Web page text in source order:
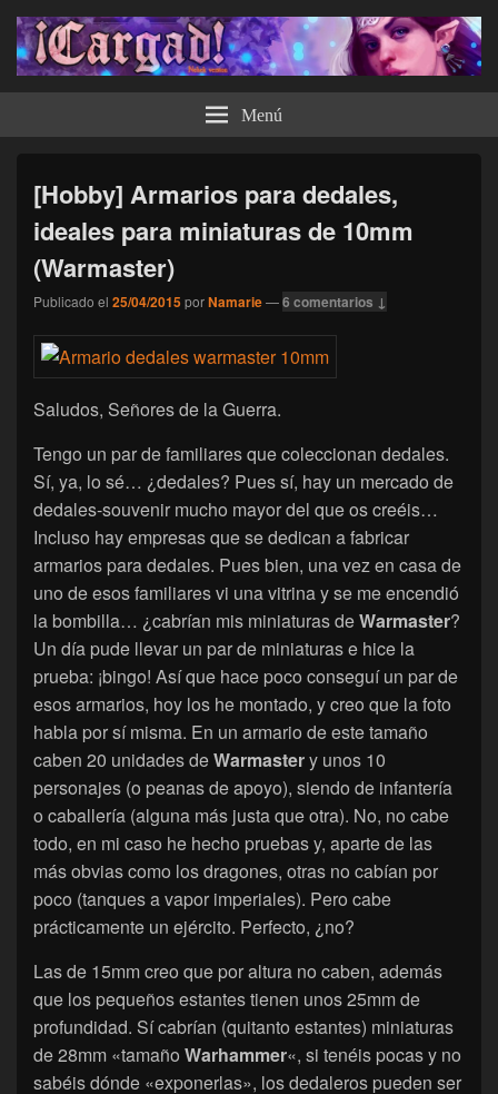
¡Cargad! Menú
[Hobby] Armarios para dedales,
ideales para miniaturas de 10mm
(Warmaster)
Publicado el 25/04/2015porNamarie—6 comentarios ↓
Saludos, Señores de la Guerra.
Tengo un par de familiares que coleccionan dedales.
Sí, ya, lo sé… ¿dedales? Pues sí, hay un mercado de
dedales-souvenir mucho mayor del que os creéis…
Incluso hay empresas que se dedican a fabricar
armarios para dedales. Pues bien, una vez en casa de
uno de esos familiares vi una vitrina y se me encendió
la bombilla… ¿cabrían mis miniaturas deWarmaster?
Un día pude llevar un par de miniaturas e hice la
prueba: ¡bingo! Así que hace poco conseguí un par de
esos armarios, hoy los he montado, y creo que la foto
habla por sí misma. En un armario de este tamaño
caben 20 unidades deWarmastery unos 10
personajes (o peanas de apoyo), siendo de infantería
o caballería (alguna más justa que otra). No, no cabe
todo, en mi caso he hecho pruebas y, aparte de las
más obvias como los dragones, otras no cabían por
poco (tanques a vapor imperiales). Pero cabe
prácticamente un ejército. Perfecto, ¿no?
Las de 15mm creo que por altura no caben, además
que los pequeños estantes tienen unos 25mm de
profundidad. Sí cabrían (quitanto estantes) miniaturas
de 28mm «tamaño Warhammer«, si tenéis pocas y no
sabéis dónde «exponerlas», los dedaleros pueden ser